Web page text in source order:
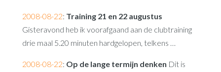
2008-08-22: Training 21 en 22 augustus
Gisteravond heb ik voorafgaand aan de clubtraining
drie maal 5.20 minuten hardgelopen, telkens …
2008-08-22: Op de lange termijn denken Dit is